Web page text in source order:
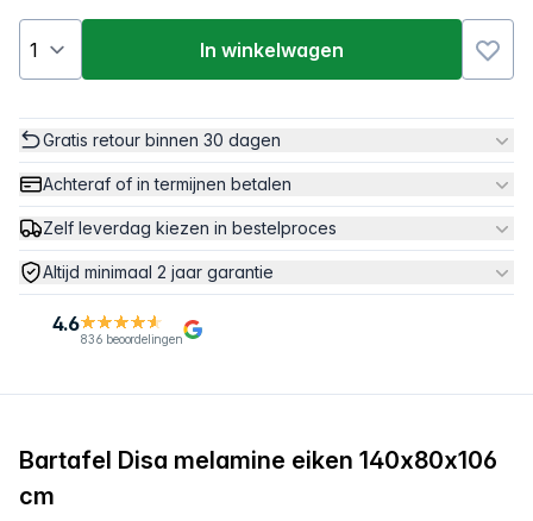
In winkelwagen
Gratis retour binnen 30 dagen
Achteraf of in termijnen betalen
Zelf leverdag kiezen in bestelproces
Altijd minimaal 2 jaar garantie
4.6
836 beoordelingen
Bartafel Disa melamine eiken 140x80x106
cm